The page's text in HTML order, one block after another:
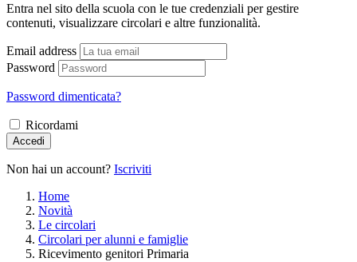
Entra nel sito della scuola con le tue credenziali per gestire
contenuti, visualizzare circolari e altre funzionalità.
Email address
Password
Password dimenticata?
Ricordami
Accedi
Non hai un account? Iscriviti
Home
Novità
Le circolari
Circolari per alunni e famiglie
Ricevimento genitori Primaria